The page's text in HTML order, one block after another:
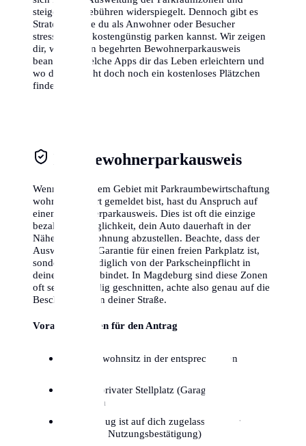
steigenden Gebühren widerspiegelt. Dennoch gibt es
Strategien, wie du als Anwohner oder Besucher
stressfrei und kostengünstig parken kannst. Wir zeigen
dir, wie du den begehrten Bewohnerparkausweis
beantragst, welche Apps dir das Leben erleichtern und
wo du vielleicht doch noch ein kostenloses Plätzchen
findest.
Der Bewohnerparkausweis
Wenn du in einem Gebiet mit Parkraumbewirtschaftung
wohnst and dort gemeldet bist, hast du Anspruch auf
einen Bewohnerparkausweis. Dies ist oft die einzige
bezahlbare Möglichkeit, dein Auto dauerhaft in der
Nähe deiner Wohnung abzustellen. Beachte, dass der
Ausweis keine Garantie für einen freien Parkplatz ist,
sondern dich lediglich von der Parkscheinpflicht in
deiner Zone entbindet. In Magdeburg sind diese Zonen
oft sehr kleinteilig geschnitten, achte also genau auf die
Beschilderung in deiner Straße.
Voraussetzungen für den Antrag
Hauptwohnsitz in der entsprechenden
Kein privater Stellplatz (Garage/Hof)
vorhanden
Fahrzeug ist auf dich zugelassen (oder
dauerhafte Nutzungsbestätigung)